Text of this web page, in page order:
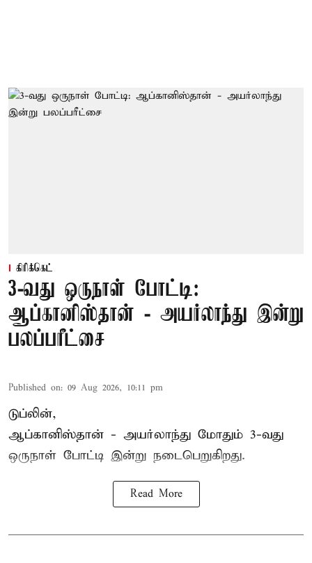
கிரிக்கெட்
3-வது ஒருநாள் போட்டி:
ஆப்கானிஸ்தான் - அயர்லாந்து இன்று
பலப்பரீட்சை
Published on: 09 Aug 2026, 10:11 pm
டுப்லின்,
ஆப்கானிஸ்தான் - அயர்லாந்து மோதும் 3-வது
ஒருநாள் போட்டி இன்று நடைபெறுகிறது.
Read More